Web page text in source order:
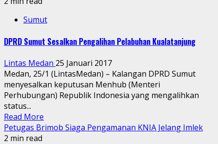
Sumut
DPRD Sumut Sesalkan Pengalihan Pelabuhan Kualatanjung
Lintas Medan 25 Januari 2017
Medan, 25/1 (LintasMedan) – Kalangan DPRD Sumut
menyesalkan keputusan Menhub (Menteri
Perhubungan) Republik Indonesia yang mengalihkan
status...
Read More
Petugas Brimob Siaga Pengamanan KNIA Jelang Imlek
2 min read